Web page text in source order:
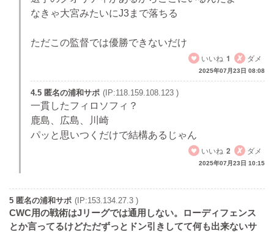
なきゃ大宮みたいにJ3まで落ちる
ただこの監督では優勝できないだけ
いいね 1 ダメ
2025年07月23日 08:08
4.5 匿名の浦和サポ (IP:118.159.108.123 )
一貫したフィロソフィ？
鹿島、広島、川崎
パッと思いつくだけで結構あるじゃん
いいね 2 ダメ
2025年07月23日 10:15
5 匿名の浦和サポ (IP:153.134.27.3 )
CWC用の戦術はJリーグでは通用しない。ローディフェンス
とか言ってるけどただずっとドン引きしてて何も出来ないサ